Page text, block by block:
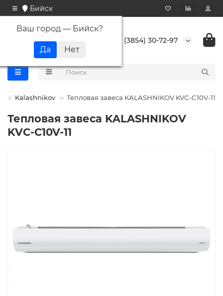
Бийск
Ваш город — Бийск?
+7 (3854) 30-72-97
Kalashnikov Тепловая завеса KALASHNIKOV KVС-C10V-11
Тепловая завеса KALASHNIKOV
KVС-C10V-11